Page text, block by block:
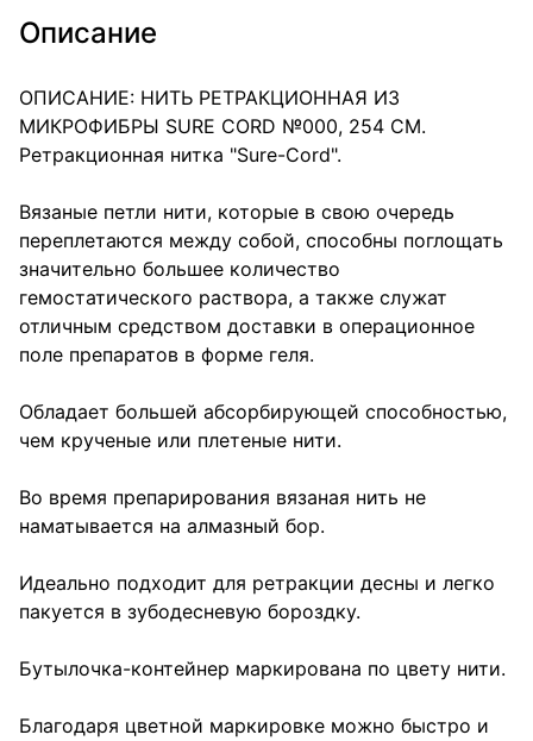
Описание
ОПИСАНИЕ: НИТЬ РЕТРАКЦИОННАЯ ИЗ
МИКРОФИБРЫ SURE CORD №000, 254 СМ.
Ретракционная нитка "Sure-Cord".
Вязаные петли нити, которые в свою очередь
переплетаются между собой, способны поглощать
значительно большее количество
гемостатического раствора, а также служат
отличным средством доставки в операционное
поле препаратов в форме геля.
Обладает большей абсорбирующей способностью,
чем крученые или плетеные нити.
Во время препарирования вязаная нить не
наматывается на алмазный бор.
Идеально подходит для ретракции десны и легко
пакуется в зубодесневую бороздку.
Бутылочка-контейнер маркирована по цвету нити.
Благодаря цветной маркировке можно быстро и